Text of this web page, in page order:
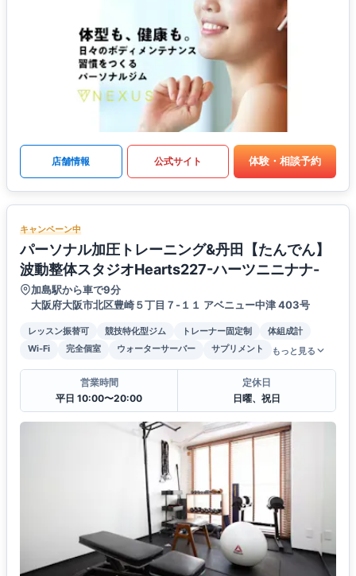
店舗情報 公式サイト 体験・相談予約
キャンペーン中
パーソナル加圧トレーニング&丹田【たんでん】
波動整体スタジオHearts227-ハーツニニナナ-
加島駅から車で9分
大阪府大阪市北区豊崎５丁目７-１１ アベニュー中津 403号
レッスン振替可 競技特化型ジム トレーナー固定制
体組成計
Wi-Fi
完全個室 ウォーターサーバー サプリメント もっと見る
営業時間
平日 10:00〜20:00
定休日
日曜、祝日